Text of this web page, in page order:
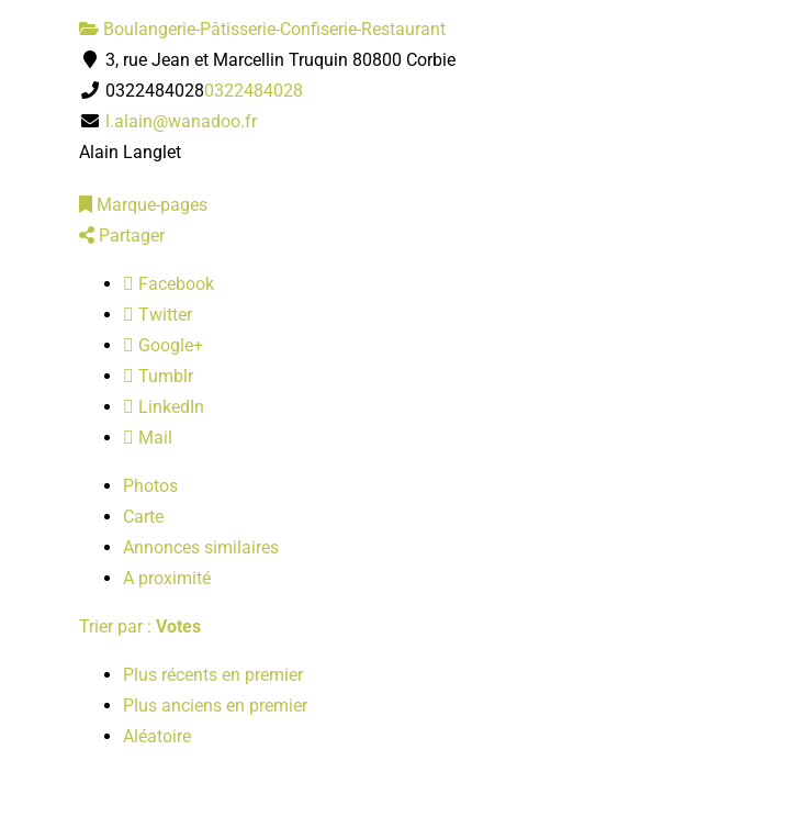
Boulangerie-Pâtisserie-Confiserie-Restaurant
3, rue Jean et Marcellin Truquin 80800 Corbie
03224840280322484028
l.alain@wanadoo.fr
Alain Langlet
Marque-pages
Partager
Facebook
Twitter
Google+
Tumblr
LinkedIn
Mail
Photos
Carte
Annonces similaires
A proximité
Trier par : Votes
Plus récents en premier
Plus anciens en premier
Aléatoire